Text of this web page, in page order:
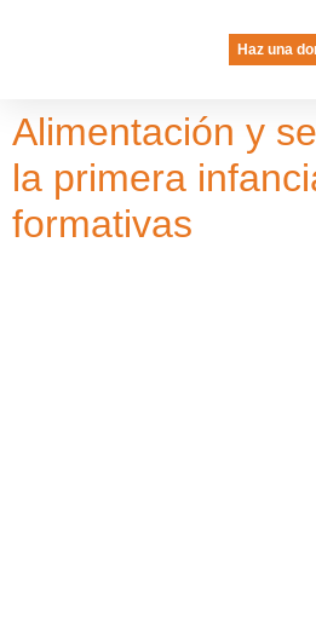
Haz una
Alimentación y
la primera
formativas